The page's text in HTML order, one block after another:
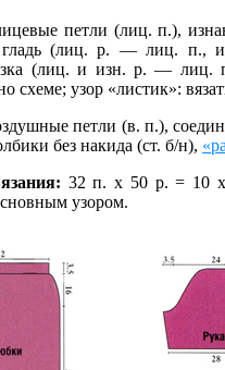
петли (лиц. п.),
гладь (лиц. р. — лиц. п.,
(лиц. и изн. р. — лиц.
схеме; узор «листик»:
петли (в. п.),
без накида (ст. б/н),
32 п. х 50 р. = 10
узором.